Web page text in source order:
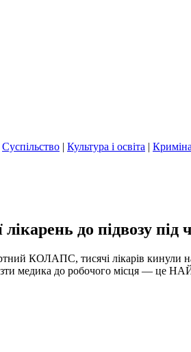
Суспільство | Культура і освіта |
до підвозу під
КОЛАПС, тисячі лікарів
медика до робочого місця